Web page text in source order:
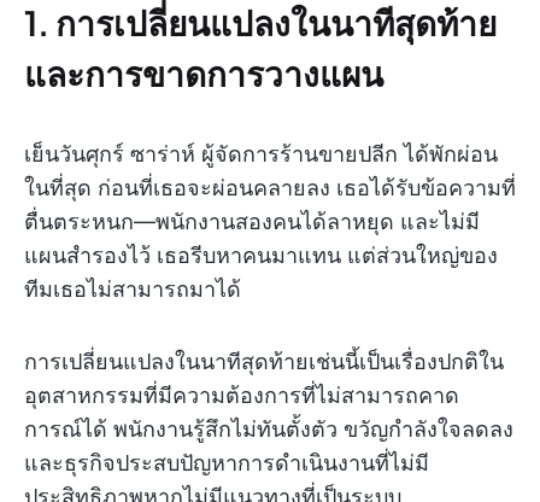
1. การเปลี่ยนแปลงในนาทีสุดท้าย
และการขาดการวางแผน
เย็นวันศุกร์ ซาร่าห์ ผู้จัดการร้านขายปลีก ได้พักผ่อน
ในที่สุด ก่อนที่เธอจะผ่อนคลายลง เธอได้รับข้อความที่
ตื่นตระหนก—พนักงานสองคนได้ลาหยุด และไม่มี
แผนสำรองไว้ เธอรีบหาคนมาแทน แต่ส่วนใหญ่ของ
ทีมเธอไม่สามารถมาได้
การเปลี่ยนแปลงในนาทีสุดท้ายเช่นนี้เป็นเรื่องปกติใน
อุตสาหกรรมที่มีความต้องการที่ไม่สามารถคาด
การณ์ได้ พนักงานรู้สึกไม่ทันตั้งตัว ขวัญกำลังใจลดลง
และธุรกิจประสบปัญหาการดำเนินงานที่ไม่มี
ประสิทธิภาพหากไม่มีแนวทางที่เป็นระบบ